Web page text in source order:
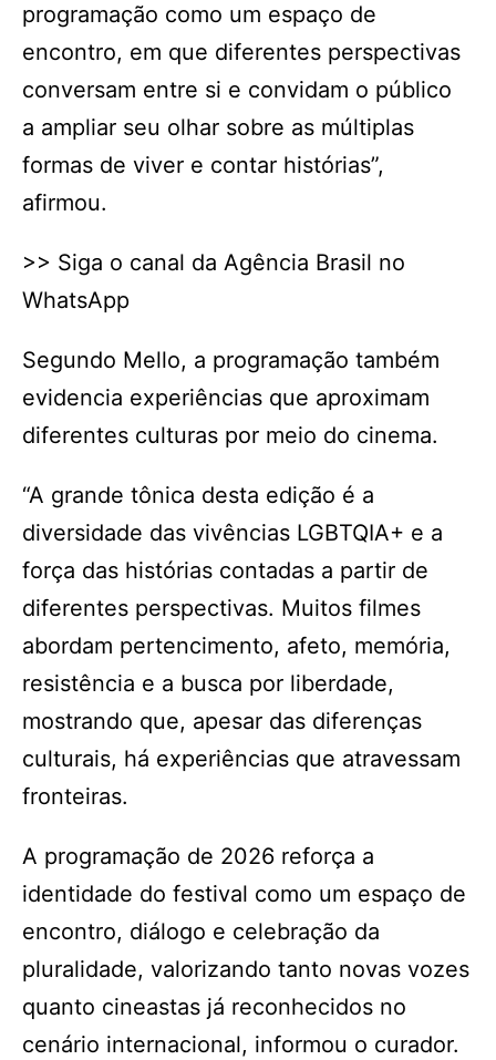
programação como um espaço de
encontro, em que diferentes perspectivas
conversam entre si e convidam o público
a ampliar seu olhar sobre as múltiplas
formas de viver e contar histórias”,
afirmou.
>> Siga o canal da Agência Brasil no
WhatsApp
Segundo Mello, a programação também
evidencia experiências que aproximam
diferentes culturas por meio do cinema.
“A grande tônica desta edição é a
diversidade das vivências LGBTQIA+ e a
força das histórias contadas a partir de
diferentes perspectivas. Muitos filmes
abordam pertencimento, afeto, memória,
resistência e a busca por liberdade,
mostrando que, apesar das diferenças
culturais, há experiências que atravessam
fronteiras.
A programação de 2026 reforça a
identidade do festival como um espaço de
encontro, diálogo e celebração da
pluralidade, valorizando tanto novas vozes
quanto cineastas já reconhecidos no
cenário internacional, informou o curador.